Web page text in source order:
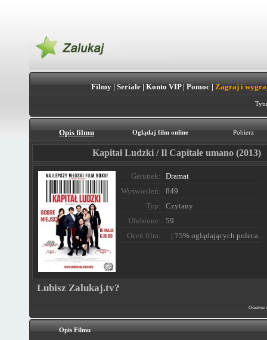
Filmy| Seriale| Konto VIP| Pomoc| Zagraj i
Opis filmu Oglądaj film online Pobierz
Kapitał Ludzki / Il Capitale umano (2013)
Gatunek:
Dramat
Wyświetleń:
849
Typ:
Czytany
Ulubione:
59
Oceń film:
| 75% oglądających poleca.
Lubisz Zalukaj.tv?
Ostatnia
Opis Filmu